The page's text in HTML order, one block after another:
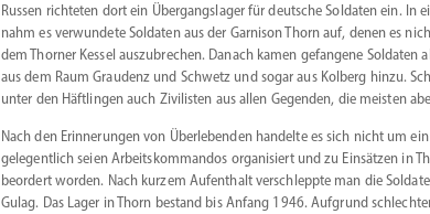
Russen richteten dort ein Übergangs­lager für deutsche Soldaten ein. In
nahm es verwundete Soldaten aus der Garnison Thorn auf, denen es
dem Thorner Kessel auszu­brechen. Danach kamen gefangene Soldaten
aus dem Raum Graudenz und Schwetz und sogar aus Kolberg hinzu.
unter den Häftlingen auch Zivilisten aus allen Gegenden, die meisten
Nach den Erinne­rungen von Überle­benden handelte es sich nicht um
gelegentlich seien Arbeits­kom­mandos organi­siert und zu Einsätzen in
beordert worden. Nach kurzem Aufenthalt verschleppte man die
Gulag. Das Lager in Thorn bestand bis Anfang 1946. Aufgrund